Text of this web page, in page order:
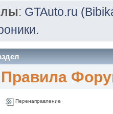
: GTAuto.ru
Перенаправление